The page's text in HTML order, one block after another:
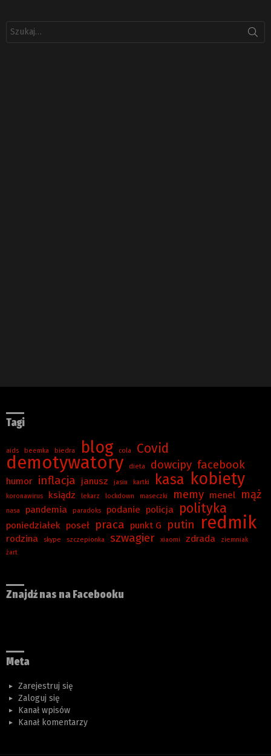
Tagi
aids beemka biedra blog cola Covid
demotywatory dieta dowcipy facebook
humor inflacja janusz jasiu kartki kasa kobiety
koronawirus ksiądz lekarz lockdown maseczki memy menel mąż
nasa pandemia paradoks podanie policja polityka
poniedziałek poseł praca punkt G putin redmik
rodzina skype szczepionka szwagier xiaomi zdrada
ziemniak
żart
Znajdź nas na Facebooku
Meta
Zarejestruj się
Zaloguj się
Kanał wpisów
Kanał komentarzy